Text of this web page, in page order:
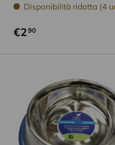
Disponibilità ridotta (4
€290